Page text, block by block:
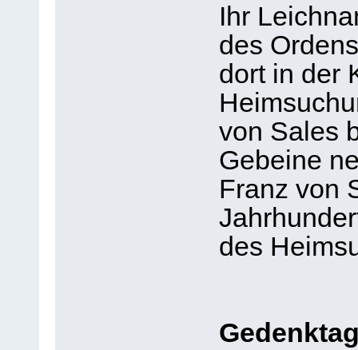
Ihr
des
dort in der
von Sales
Gebeine
Franz von
des